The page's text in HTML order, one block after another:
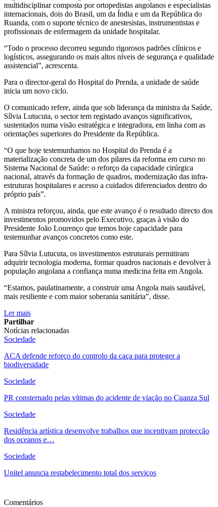
multidisciplinar composta por ortopedistas angolanos e especialistas
internacionais, dois do Brasil, um da Índia e um da República do
Ruanda, com o suporte técnico de anestesistas, instrumentistas e
profissionais de enfermagem da unidade hospitalar.
“Todo o processo decorreu segundo rigorosos padrões clínicos e
logísticos, assegurando os mais altos níveis de segurança e qualidade
assistencial”, acrescenta.
Para o director-geral do Hospital do Prenda, a unidade de saúde
inicia um novo ciclo.
O comunicado refere, ainda que sob liderança da ministra da Saúde,
Sílvia Lutucuta, o sector tem registado avanços significativos,
sustentados numa visão estratégica e integradora, em linha com as
orientações superiores do Presidente da República.
“O que hoje testemunhamos no Hospital do Prenda é a
materialização concreta de um dos pilares da reforma em curso no
Sistema Nacional de Saúde: o reforço da capacidade cirúrgica
nacional, através da formação de quadros, modernização das infra-
estruturas hospitalares e acesso a cuidados diferenciados dentro do
próprio país”.
A ministra reforçou, ainda, que este avanço é o resultado directo dos
investimentos promovidos pelo Executivo, graças à visão do
Presidente João Lourenço que temos hoje capacidade para
testemunhar avanços concretos como este.
Para Sílvia Lutucuta, os investimentos estruturais permitiram
adquirir tecnologia moderna, formar quadros nacionais e devolver à
população angolana a confiança numa medicina feita em Angola.
“Estamos, paulatinamente, a construir uma Angola mais saudável,
mais resiliente e com maior soberania sanitária”, disse.
Ler mais
Partilhar
Notícias relacionadas
Sociedade
ACA defende reforço do controlo da caça para proteger a
biodiversidade
Sociedade
PR consternado pelas vítimas do acidente de viação no Cuanza Sul
Sociedade
Residência artística desenvolve trabalhos que incentivam protecção
dos oceanos e…
Sociedade
Unitel anuncia restabelecimento total dos serviços
Comentários